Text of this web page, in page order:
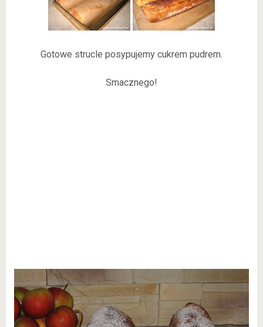
Gotowe strucle posypujemy cukrem pudrem.
Smacznego!